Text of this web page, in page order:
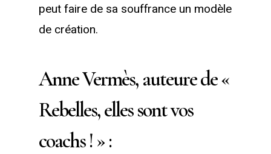
peut faire de sa souffrance un modèle
de création.
Anne Vermès, auteure de «
Rebelles, elles sont vos
coachs ! » :